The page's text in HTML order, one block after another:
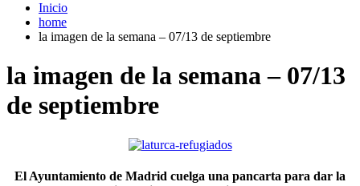
Inicio
home
la imagen de la semana – 07/13 de septiembre
la imagen de la semana – 07/13
de septiembre
El Ayuntamiento de Madrid cuelga una pancarta para dar la